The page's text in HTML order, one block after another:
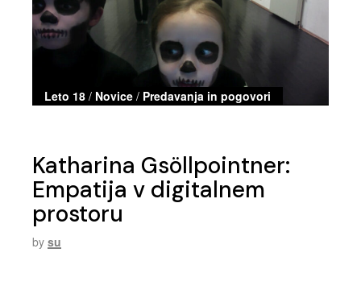
Leto 18 / Novice / Predavanja in pogovori
Katharina Gsöllpointner:
Empatija v digitalnem
prostoru
by su